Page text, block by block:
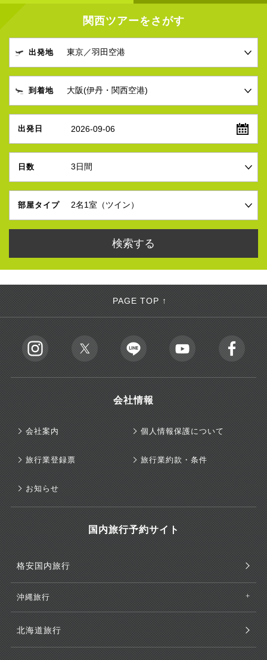
関西ツアーをさがす
出発地
到着地
出発日 2026-09-06
日数
部屋タイプ
PAGE TOP ↑
会社情報
会社案内 個人情報保護について
旅行業登録票 旅行業約款・条件
お知らせ
国内旅行予約サイト
格安国内旅行
沖縄旅行
北海道旅行